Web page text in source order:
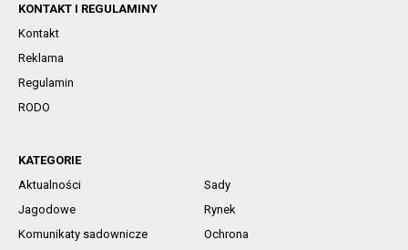
KONTAKT I REGULAMINY
Kontakt
Reklama
Regulamin
RODO
KATEGORIE
Aktualności
Sady
Jagodowe
Rynek
Komunikaty sadownicze
Ochrona